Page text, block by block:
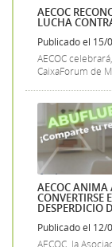
AECOC
LUCHA
Publicado el 15/
AECOC
CaixaForum de
AECOC ANIMA
CONVERTIRSE
DESPERDICIO
Publicado el 12/
AECOC, la